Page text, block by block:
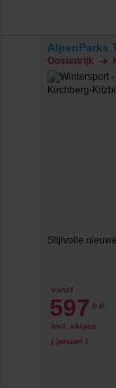
AlpenParks
Oostenrijk
Stijlvolle
vanaf
597 p.p.
incl. skipas
( januari )